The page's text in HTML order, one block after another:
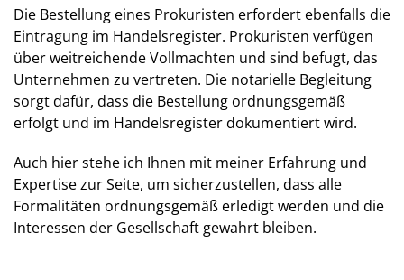
Die Bestellung eines Prokuristen erfordert ebenfalls die
Eintragung im Handelsregister. Prokuristen verfügen
über weitreichende Vollmachten und sind befugt, das
Unternehmen zu vertreten. Die notarielle Begleitung
sorgt dafür, dass die Bestellung ordnungsgemäß
erfolgt und im Handelsregister dokumentiert wird.
Auch hier stehe ich Ihnen mit meiner Erfahrung und
Expertise zur Seite, um sicherzustellen, dass alle
Formalitäten ordnungsgemäß erledigt werden und die
Interessen der Gesellschaft gewahrt bleiben.